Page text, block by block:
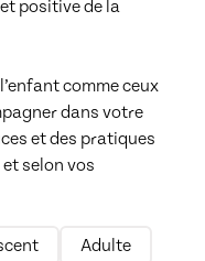
positive de la
comme ceux
dans votre
et des pratiques
selon vos
Adulte